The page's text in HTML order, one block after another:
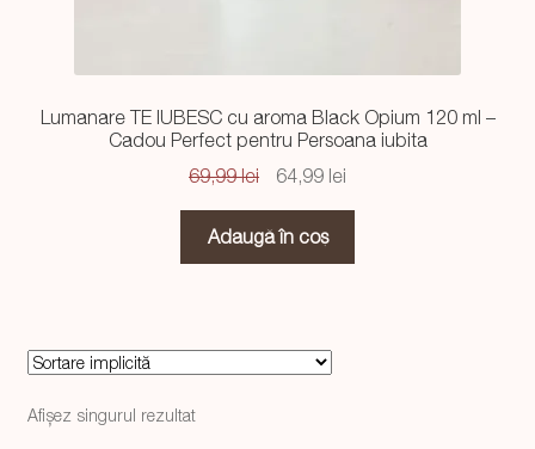
Lumanare TE IUBESC cu aroma Black Opium 120 ml –
Cadou Perfect pentru Persoana iubita
69,99lei
Prețul
a
fost:
64,99 leiPrețul
64,99 lei.
Adaugă în coș
Afișez singurul rezultat